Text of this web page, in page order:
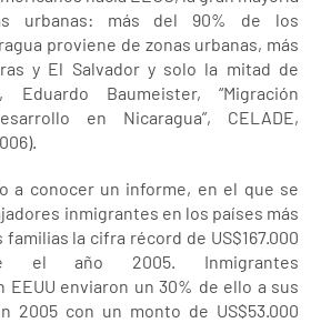
urbanas: más del 90% de los
proviene de zonas urbanas, más
y El Salvador y solo la mitad de
Eduardo Baumeister, “Migración
en Nicaragua”, CELADE,
a conocer un informe, en el que se
inmigrantes en los países más
la cifra récord de US$167.000
el año 2005. Inmigrantes
EEUU enviaron un 30% de ello a sus
2005 con un monto de US$53.000